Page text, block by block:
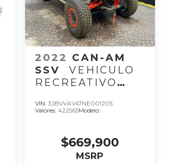
2022 CAN-AM
SSV
VEHICULO
RECREATIVO
CC 900, HP 200.
VIN: 3JBVVAV47NE001205
Valores: 422565Modelo:
$669,900
MSRP